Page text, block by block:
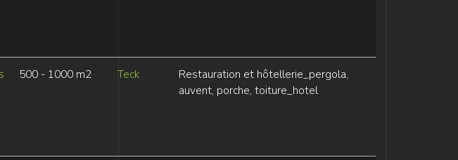
500 - 1000 m2 Teck
Restauration et hôtellerie_pergola,
auvent, porche, toiture_hotel